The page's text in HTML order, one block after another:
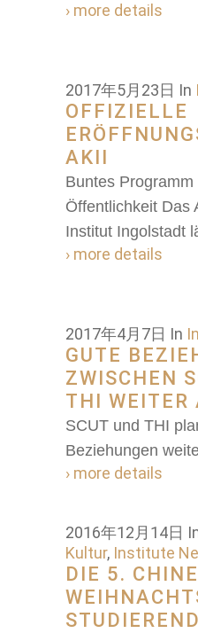
› more details
2017年5月23日 In
OFFIZIELLE
AKII
Buntes Programm
Öffentlichkeit Das
Institut Ingolstadt
› more details
2017年4月7日 In
GUTE
ZWISCHEN
THI WEITER
SCUT und THI
Beziehungen
› more details
2016年12月14日
Kultur, Institute
DIE 5.